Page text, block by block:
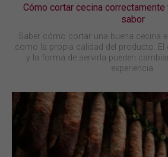
Cómo cortar cecina
sabor
Saber cómo cortar una buena cecina
como la propia calidad del producto. El
y la forma de servirla pueden
experiencia.